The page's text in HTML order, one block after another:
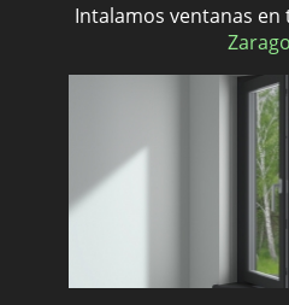
Intalamos ventanas en